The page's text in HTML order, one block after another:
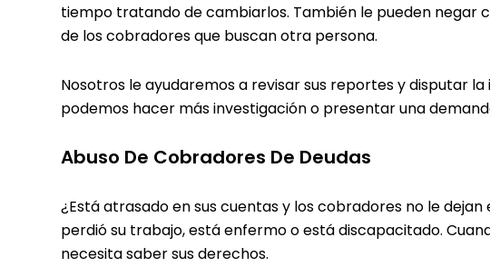
tiempo tratando de cambiarlos. También le pueden negar
de los cobradores que buscan otra persona.
Nosotros le ayudaremos a revisar sus reportes y disputar
podemos hacer más investigación o presentar una
Abuso De Cobradores De Deudas
¿Está atrasado en sus cuentas y los cobradores no le
perdió su trabajo, está enfermo o está discapacitado.
necesita saber sus derechos.